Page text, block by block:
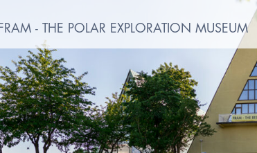
FRAM - THE POLAR EXPLORATION MUSEUM